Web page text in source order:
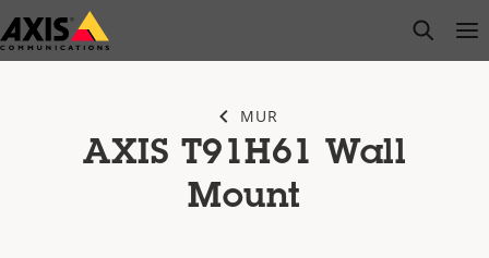
Passer
au
open
MUR
AXIS T91H61 Wall
Mount